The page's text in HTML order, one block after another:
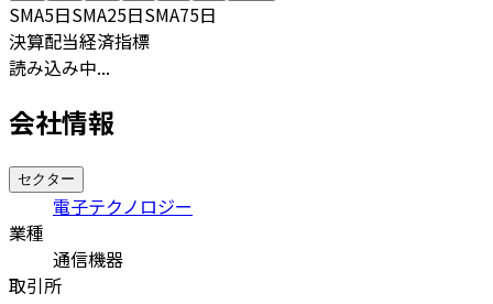
SMA5日SMA25日SMA75日
決算配当経済指標
読み込み中...
会社情報
セクター
電子テクノロジー
業種
通信機器
取引所